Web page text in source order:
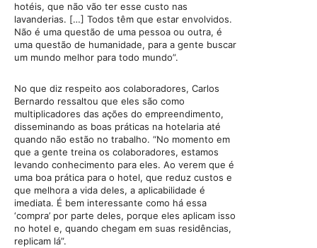
hotéis, que não vão ter esse custo nas
lavanderias. […] Todos têm que estar envolvidos.
Não é uma questão de uma pessoa ou outra, é
uma questão de humanidade, para a gente buscar
um mundo melhor para todo mundo”.
No que diz respeito aos colaboradores, Carlos
Bernardo ressaltou que eles são como
multiplicadores das ações do empreendimento,
disseminando as boas práticas na hotelaria até
quando não estão no trabalho. “No momento em
que a gente treina os colaboradores, estamos
levando conhecimento para eles. Ao verem que é
uma boa prática para o hotel, que reduz custos e
que melhora a vida deles, a aplicabilidade é
imediata. É bem interessante como há essa
‘compra’ por parte deles, porque eles aplicam isso
no hotel e, quando chegam em suas residências,
replicam lá”.